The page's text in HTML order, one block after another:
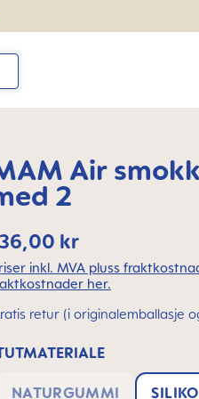
Air
2
kr
inkl. MVA pluss
her.
retur (i originalemballasje
NATURGUMMI